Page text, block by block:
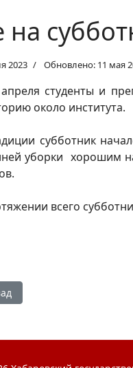
на
2023 Обновлено: 11 мая
студенты и
около института.
субботник
уборки хорошим
всего
Зарядка для всех